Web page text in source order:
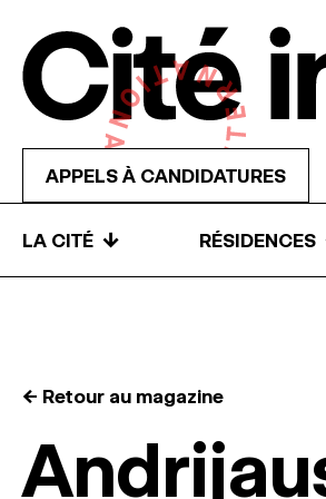
APPELS À CANDIDATURES
LA CITÉ ↓ RÉSIDENCES
← Retour au magazine